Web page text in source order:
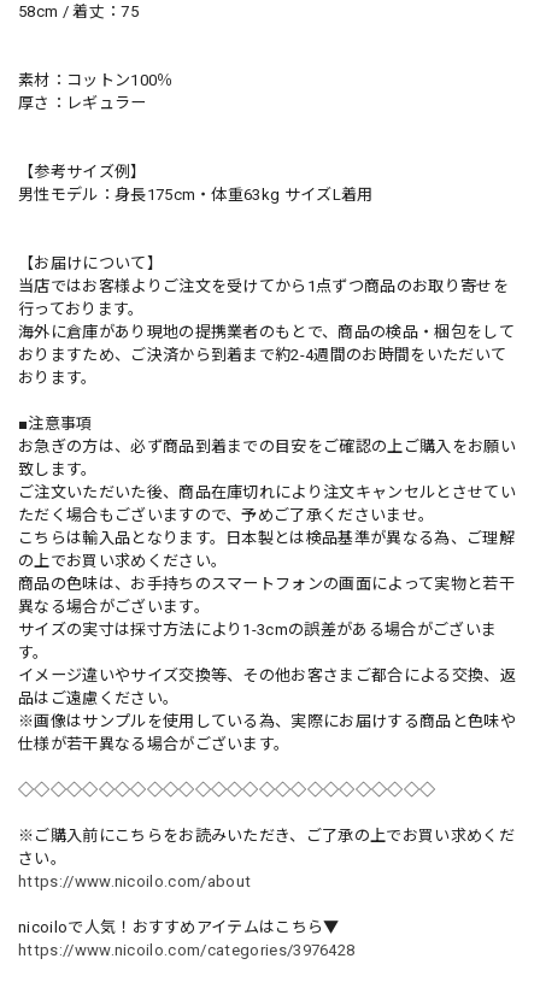
58cm / 着丈：75
素材：コットン100％
厚さ：レギュラー
【参考サイズ例】
男性モデル：身長175cm・体重63kg サイズL着用
【お届けについて】
当店ではお客様よりご注文を受けてから1点ずつ商品のお取り寄せを
行っております。
海外に倉庫があり現地の提携業者のもとで、商品の検品・梱包をして
おりますため、ご決済から到着まで約2-4週間のお時間をいただいて
おります。
■注意事項
お急ぎの方は、必ず商品到着までの目安をご確認の上ご購入をお願い
致します。
ご注文いただいた後、商品在庫切れにより注文キャンセルとさせてい
ただく場合もございますので、予めご了承くださいませ。
こちらは輸入品となります。日本製とは検品基準が異なる為、ご理解
の上でお買い求めください。
商品の色味は、お手持ちのスマートフォンの画面によって実物と若干
異なる場合がございます。
サイズの実寸は採寸方法により1-3cmの誤差がある場合がございま
す。
イメージ違いやサイズ交換等、その他お客さまご都合による交換、返
品はご遠慮ください。
※画像はサンプルを使用している為、実際にお届けする商品と色味や
仕様が若干異なる場合がございます。
◇◇◇◇◇◇◇◇◇◇◇◇◇◇◇◇◇◇◇◇◇◇◇◇◇◇
※ご購入前にこちらをお読みいただき、ご了承の上でお買い求めくだ
さい。
https://www.nicoilo.com/about
nicoiloで人気！おすすめアイテムはこちら▼
https://www.nicoilo.com/categories/3976428